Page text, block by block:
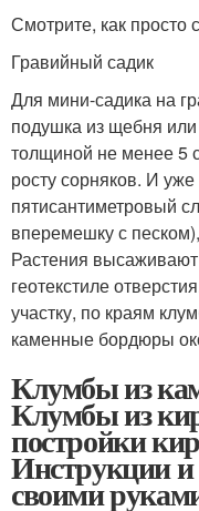
Смотрите, как просто
Гравийный садик
Для мини-садика на
подушка из щебня или
толщиной не менее 5
росту сорняков. И
пятисантиметровый
вперемешку с
Растения
геотекстиле
участку, по краям
каменные бордюры
Клумбы из
Клумбы из
постройки
Инструкции
своими